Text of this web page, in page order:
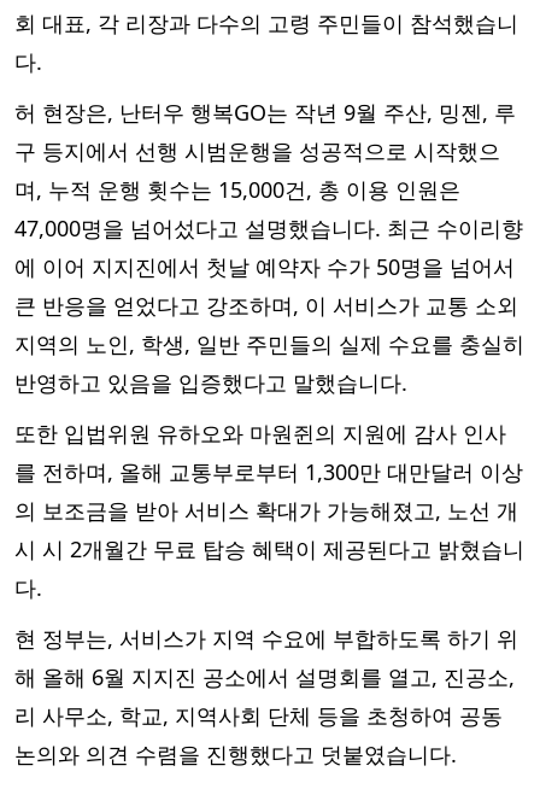
회 대표, 각 리장과 다수의 고령 주민들이 참석했습니
다.
허 현장은, 난터우 행복GO는 작년 9월 주산, 밍젠, 루
구 등지에서 선행 시범운행을 성공적으로 시작했으
며, 누적 운행 횟수는 15,000건, 총 이용 인원은
47,000명을 넘어섰다고 설명했습니다. 최근 수이리향
에 이어 지지진에서 첫날 예약자 수가 50명을 넘어서
큰 반응을 얻었다고 강조하며, 이 서비스가 교통 소외
지역의 노인, 학생, 일반 주민들의 실제 수요를 충실히
반영하고 있음을 입증했다고 말했습니다.
또한 입법위원 유하오와 마원쥔의 지원에 감사 인사
를 전하며, 올해 교통부로부터 1,300만 대만달러 이상
의 보조금을 받아 서비스 확대가 가능해졌고, 노선 개
시 시 2개월간 무료 탑승 혜택이 제공된다고 밝혔습니
다.
현 정부는, 서비스가 지역 수요에 부합하도록 하기 위
해 올해 6월 지지진 공소에서 설명회를 열고, 진공소,
리 사무소, 학교, 지역사회 단체 등을 초청하여 공동
논의와 의견 수렴을 진행했다고 덧붙였습니다.